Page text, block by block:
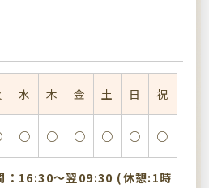
水 木 金 土 日 祝
○ ○ ○ ○ ○ ○
：16:30〜翌09:30 (休憩:1時